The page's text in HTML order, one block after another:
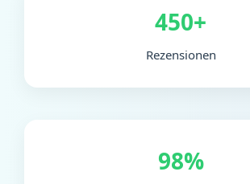
450+
Rezensionen
98%